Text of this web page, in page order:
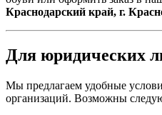
Краснодарский край, г.
Для юридических
Мы предлагаем удобные
организаций. Возможны